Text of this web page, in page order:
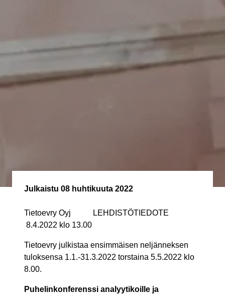
Julkaistu 08 huhtikuuta 2022
Tietoevry Oyj
LEHDISTÖTIEDOTE
8.4.2022 klo 13.00
Tietoevry julkistaa ensimmäisen neljänneksen
tuloksensa 1.1.-31.3.2022 torstaina 5.5.2022 klo
8.00.
Puhelinkonferenssi analyytikoille ja